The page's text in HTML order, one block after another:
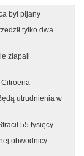
był pijany
tylko dwa
złapali
utrudnienia w
55 tysięcy
obwodnicy